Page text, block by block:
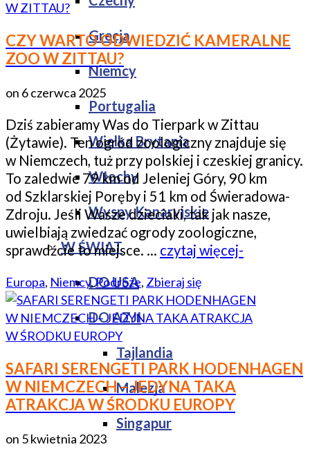
Grecja
Niemcy
Portugalia
Wielka Brytania
Włochy
Wyspy Kanaryjskie
W ŚWIAT
DO USA
DO AZJI
Tajlandia
Malezja
Singapur
CZY WARTO ODWIEDZIĆ KAMERALNE
ZOO W ZITTAU?
on 6 czerwca 2025
Dziś zabieramy Was do Tierpark w Zittau
(Żytawie). Ten ogród zoologiczny znajduje się
w Niemczech, tuż przy polskiej i czeskiej granicy.
To zaledwie 79 km od Jeleniej Góry, 90 km
od Szklarskiej Poręby i 51 km od Świeradowa-
Zdroju. Jeśli Wasze dzieciaki, tak jak nasze,
uwielbiają zwiedzać ogrody zoologiczne,
sprawdźcie to miejsce. … czytaj więcej-
Europa, Niemcy,Podróże, Zbieraj się
SAFARI SERENGETI PARK HODENHAGEN
W NIEMCZECH – JEDYNA TAKA
ATRAKCJA W ŚRODKU EUROPY
on 5 kwietnia 2023